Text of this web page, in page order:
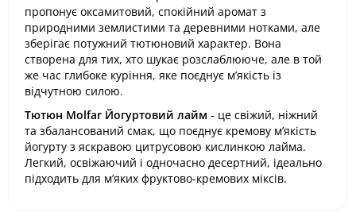
пропонує оксамитовий, спокійний аромат з
природними землистими та деревними нотками, але
зберігає потужний тютюновий характер. Вона
створена для тих, хто шукає розслаблююче, але в той
же час глибоке куріння, яке поєднує м’якість із
відчутною силою.
Тютюн Molfar Йогуртовий лайм - це свіжий, ніжний
та збалансований смак, що поєднує кремову м’якість
йогурту з яскравою цитрусовою кислинкою лайма.
Легкий, освіжаючий і одночасно десертний, ідеально
підходить для м’яких фруктово-кремових міксів.